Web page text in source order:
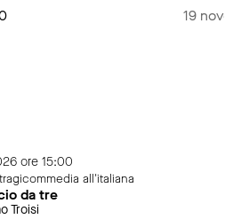
19
ore 15:00
all'italiana
da tre
Troisi